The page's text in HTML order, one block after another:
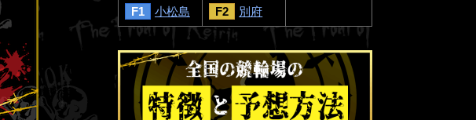
F1 小松島 F2 別府